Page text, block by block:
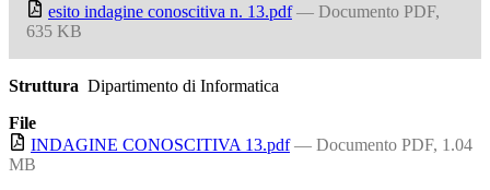
esito indagine conoscitiva n. 13.pdf — Documento PDF,
635 KB
Struttura Dipartimento di Informatica
File
INDAGINE CONOSCITIVA 13.pdf — Documento PDF, 1.04
MB